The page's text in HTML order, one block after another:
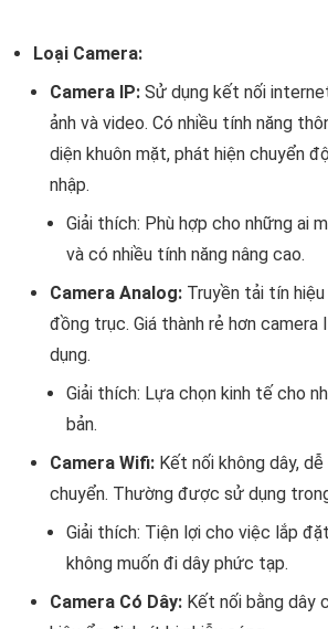
Loại Camera:
Camera IP: Sử dụng kết nối
ảnh và video. Có nhiều tính năng
diện khuôn mặt, phát hiện chuyển
nhập.
Giải thích: Phù hợp cho những ai
và có nhiều tính năng nâng cao.
Camera Analog: Truyền tải tín hiệu
đồng trục. Giá thành rẻ hơn camera
dụng.
Giải thích: Lựa chọn kinh tế cho
bản.
Camera Wifi: Kết nối không dây,
chuyển. Thường được sử dụng
Giải thích: Tiện lợi cho việc lắp
không muốn đi dây phức tạp.
Camera Có Dây: Kết nối bằng dây